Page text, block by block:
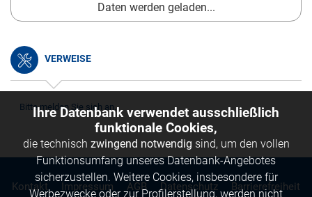
Daten werden geladen...
VERWEISE
Bitte melden Sie sich an.
Kontakt Impressum AGB Datenschutz Barrierefreiheit
Ihre Datenbank verwendet ausschließlich
funktionale Cookies,
die technisch zwingend notwendig sind, um den vollen
Funktionsumfang unseres Datenbank-Angebotes
sicherzustellen. Weitere Cookies, insbesondere für
Werbezwecke oder zur Profilerstellung, werden nicht